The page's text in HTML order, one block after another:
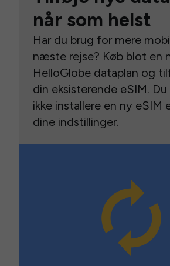
når som helst
Har du brug for mere
næste rejse? Køb blot en
HelloGlobe dataplan og
din eksisterende eSIM.
ikke installere en ny eSIM
dine indstillinger.